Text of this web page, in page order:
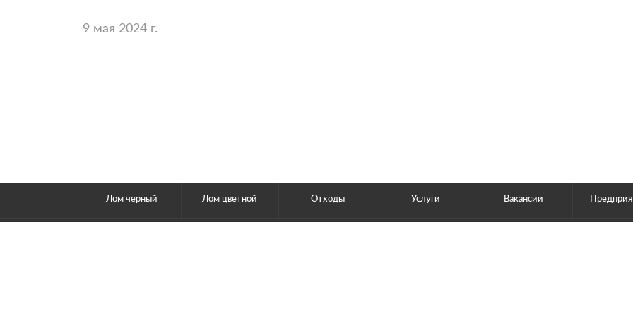
9 мая 2024 г.
Лом чёрный Лом цветной Отходы Услуги Вакансии